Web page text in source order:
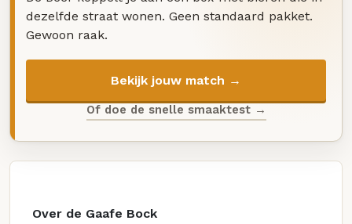
dezelfde straat wonen. Geen standaard pakket.
Gewoon raak.
Bekijk jouw match →
Of doe de snelle smaaktest →
Over de Gaafe Bock